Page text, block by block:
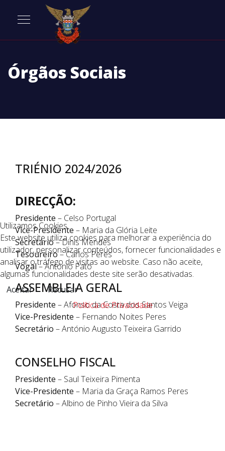
Órgãos Sociais
TRIÉNIO 2024/2026
DIRECÇÃO:
Presidente – Celso Portugal
Vice-Presidente – Maria da Glória Leite
Secretário– Dinis Mendes
Tesoureiro– Carlos Peres
Vogal– António Pato
ASSEMBLEIA GERAL
Presidente – Afonso da Costa dos Santos Veiga
Vice-Presidente – Fernando Noites Peres
Secretário – António Augusto Teixeira Garrido
CONSELHO FISCAL
Presidente – Saul Teixeira Pimenta
Vice-Presidente – Maria da Graça Ramos Peres
Secretário – Albino de Pinho Vieira da Silva
Utilizamos Cookies
Este website utiliza cookies para melhorar a experiência do
utilizador, personalizar conteúdos, fornecer funcionalidades e
analisar o tráfego de visitas ao website. Caso não aceite,
algumas funcionalidades deste site serão desativadas.
Aceitar
Recusar
Política de Privacidade